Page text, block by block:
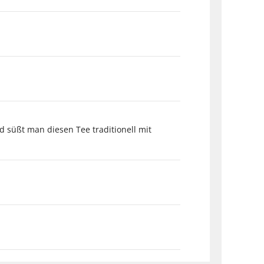
süßt man diesen Tee traditionell mit